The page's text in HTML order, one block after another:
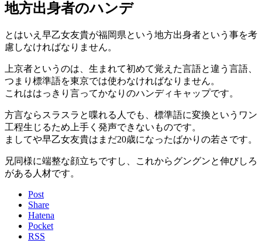
地方出身者のハンデ
とはいえ早乙女友貴が福岡県という地方出身者という事を考
慮しなければなりません。
上京者というのは、生まれて初めて覚えた言語と違う言語、
つまり標準語を東京では使わなければなりません。
これははっきり言ってかなりのハンディキャップです。
方言ならスラスラと喋れる人でも、標準語に変換というワン
工程生じるため上手く発声できないものです。
ましてや早乙女友貴はまだ20歳になったばかりの若さです。
兄同様に端整な顔立ちですし、これからグングンと伸びしろ
がある人材です。
Post
Share
Hatena
Pocket
RSS